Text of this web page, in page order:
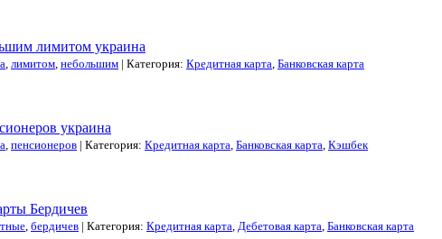
лимитом украина
лимитом небольшим | Категория: Кредитная карта Банковская карта
украина
пенсионеров | Категория: Кредитная карта Банковская карта Кэшбек
Бердичев
бердичев | Категория: Кредитная карта Дебетовая карта Банковская карта